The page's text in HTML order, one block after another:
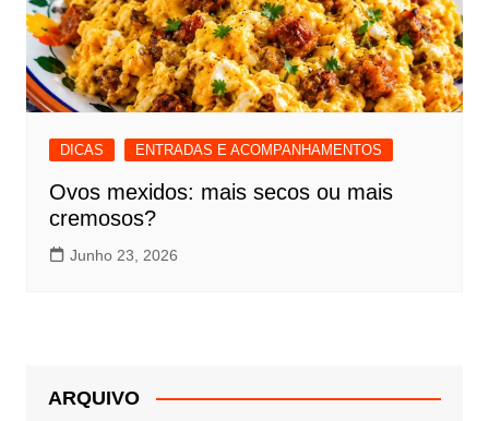
DICAS ENTRADAS E ACOMPANHAMENTOS
Ovos mexidos: mais secos ou mais
cremosos?
Junho 23, 2026
ARQUIVO